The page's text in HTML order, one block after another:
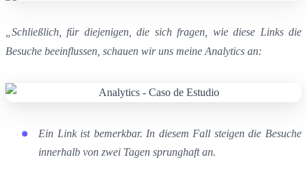
„Schließlich, für diejenigen, die sich fragen, wie diese Links die
Besuche beeinflussen, schauen wir uns meine Analytics an:
Ein Link ist bemerkbar. In diesem Fall steigen die Besuche
innerhalb von zwei Tagen sprunghaft an.